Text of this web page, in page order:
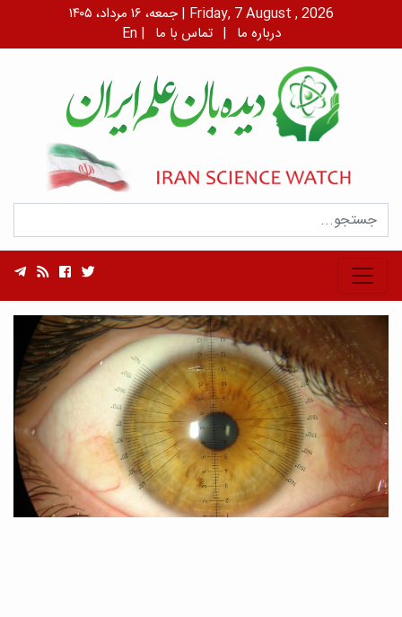
جمعه، ۱۶ مرداد، ۱۴۰۵ | Friday, 7 August , 2026
En | درباره ما | تماس با ما